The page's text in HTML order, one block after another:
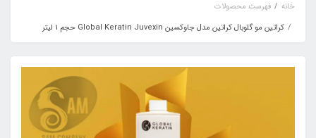
خانه
فهرست محصولات
کراتین مو گلوبال کراتین مدل جاوکسین Global Keratin Juvexin حجم 1 لیتر